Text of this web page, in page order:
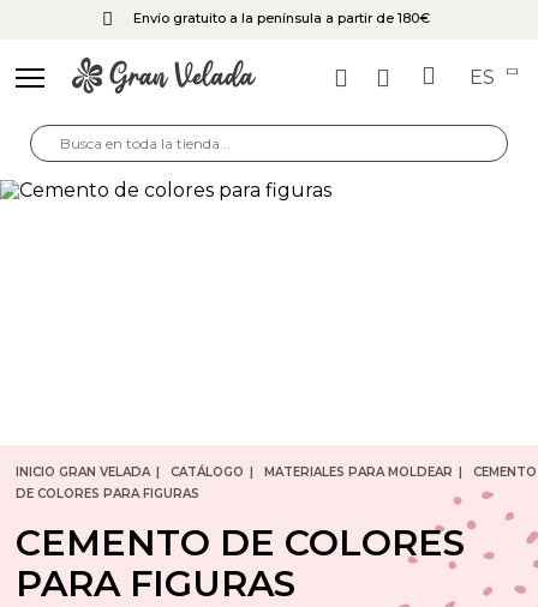
Envío gratuito a la península a partir de 180€
ES
INICIO GRAN VELADA CATÁLOGO MATERIALES PARA MOLDEAR
CEMENTO
DE COLORES PARA FIGURAS
CEMENTO DE COLORES
PARA FIGURAS